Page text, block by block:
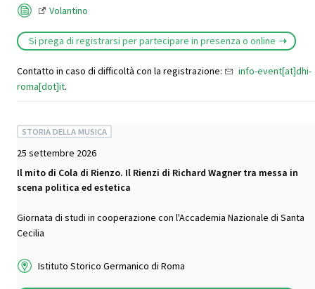
Volantino
Si prega di registrarsi per partecipare in presenza o online
Contatto in caso di difficoltà con la registrazione:
info-event[at]dhi-
roma[dot]it.
STORIA DELLA MUSICA
25 settembre 2026
Il mito di Cola di Rienzo. Il Rienzi di Richard Wagner tra messa in
scena politica ed estetica
Giornata di studi in cooperazione con l'Accademia Nazionale di Santa
Cecilia
Istituto Storico Germanico di Roma